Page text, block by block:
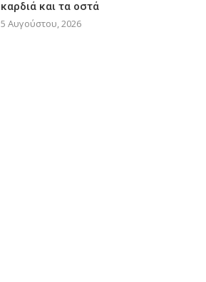
καρδιά και τα οστά
5 Αυγούστου, 2026